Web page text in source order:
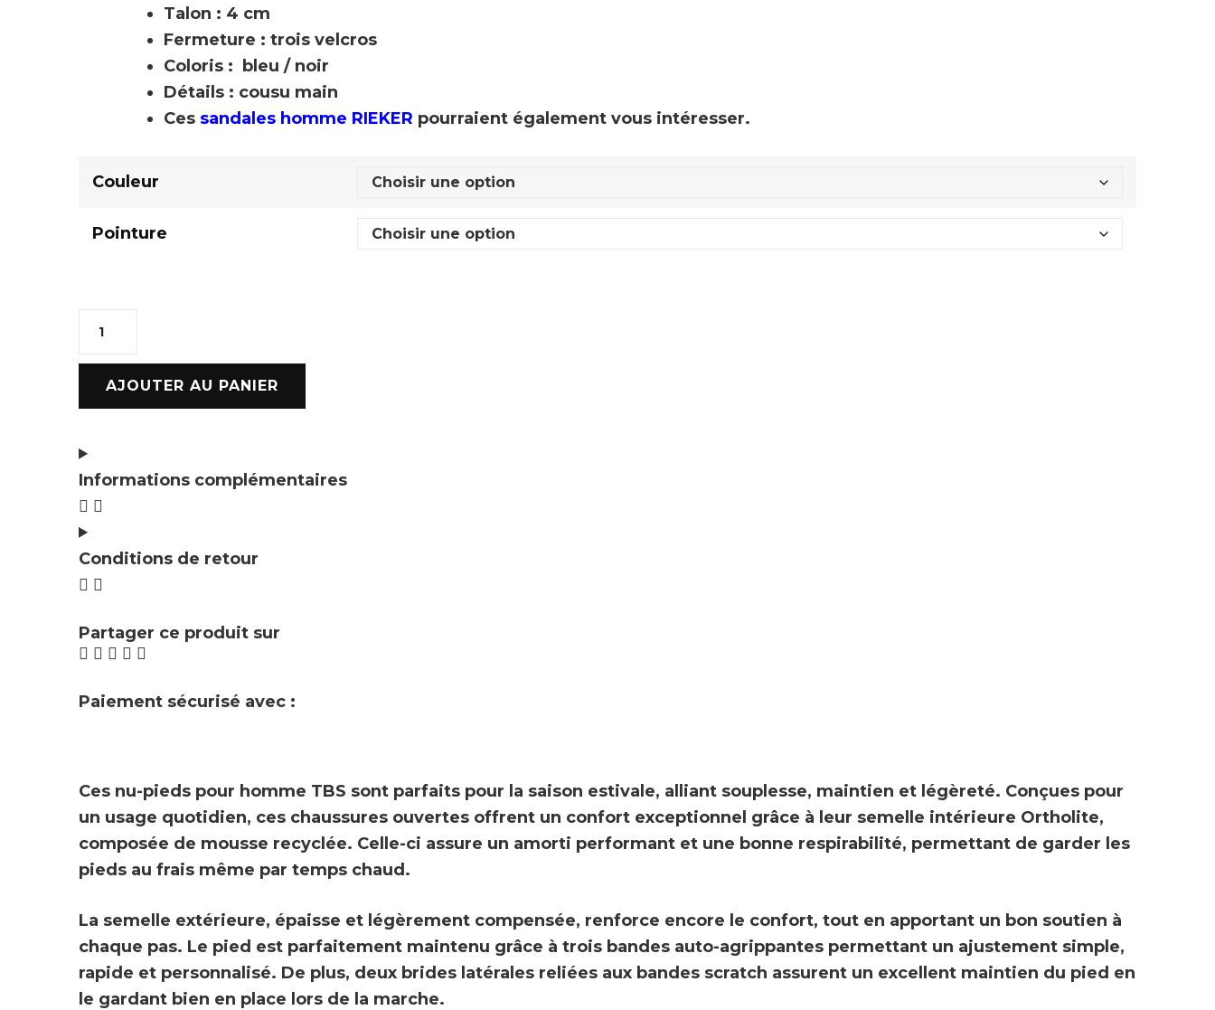
Talon : 4 cm
Fermeture : trois velcros
Coloris : bleu / noir
Détails : cousu main
Ces sandales homme RIEKER pourraient également vous intéresser.
Couleur
Pointure
AJOUTER AU PANIER
Informations complémentaires
Conditions de retour
Partager ce produit sur
Paiement sécurisé avec :
Ces nu-pieds pour homme TBS sont parfaits pour la saison estivale, alliant souplesse, maintien et légèreté. Conçues pour
un usage quotidien, ces chaussures ouvertes offrent un confort exceptionnel grâce à leur semelle intérieure Ortholite,
composée de mousse recyclée. Celle-ci assure un amorti performant et une bonne respirabilité, permettant de garder les
pieds au frais même par temps chaud.
La semelle extérieure, épaisse et légèrement compensée, renforce encore le confort, tout en apportant un bon soutien à
chaque pas. Le pied est parfaitement maintenu grâce à trois bandes auto-agrippantes permettant un ajustement simple,
rapide et personnalisé. De plus, deux brides latérales reliées aux bandes scratch assurent un excellent maintien du pied en
le gardant bien en place lors de la marche.